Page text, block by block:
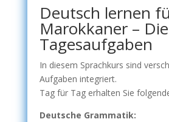
Deutsch lernen
Marokkaner – Die
Tagesaufgaben
In diesem Sprachkurs sind
Aufgaben integriert.
Tag für Tag erhalten Sie
Deutsche Grammatik: